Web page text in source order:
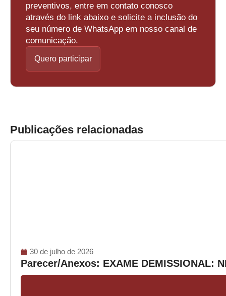
preventivos, entre em contato conosco
através do link abaixo e solicite a inclusão do
seu número de WhatsApp em nosso canal de
comunicação.
Quero participar
Publicações relacionadas
30 de julho de 2026
Parecer/Anexos: EXAME DEMISSIONAL: